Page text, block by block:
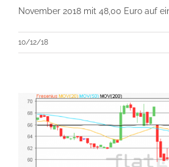
November 2018 mit 48,00 Euro auf
10/12/18